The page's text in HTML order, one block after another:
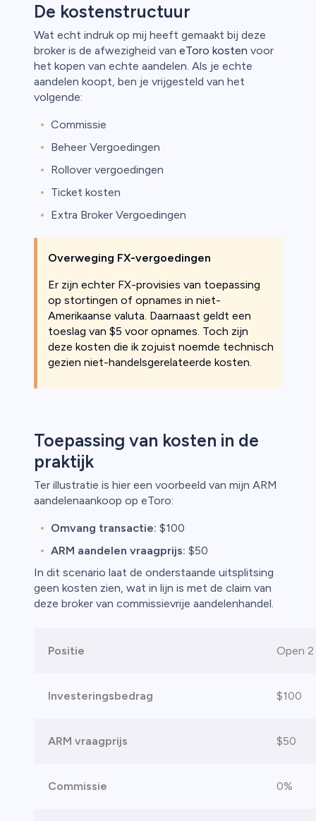
De kostenstructuur
Wat echt indruk op mij heeft gemaakt bij deze
broker is de afwezigheid van eToro kosten voor
het kopen van echte aandelen. Als je echte
aandelen koopt, ben je vrijgesteld van het
volgende:
Commissie
Beheer Vergoedingen
Rollover vergoedingen
Ticket kosten
Extra Broker Vergoedingen
Overweging FX-vergoedingen
Er zijn echter FX-provisies van toepassing
op stortingen of opnames in niet-
Amerikaanse valuta. Daarnaast geldt een
toeslag van $5 voor opnames. Toch zijn
deze kosten die ik zojuist noemde technisch
gezien niet-handelsgerelateerde kosten.
Toepassing van kosten in de
praktijk
Ter illustratie is hier een voorbeeld van mijn ARM
aandelenaankoop op eToro:
Omvang transactie: $100
ARM aandelen vraagprijs: $50
In dit scenario laat de onderstaande uitsplitsing
geen kosten zien, wat in lijn is met de claim van
deze broker van commissievrije aandelenhandel.
Positie Open
Investeringsbedrag $100
ARM vraagprijs $50
Commissie 0%